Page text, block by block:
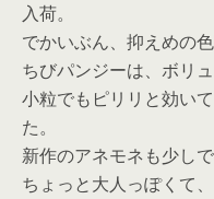
入荷。
でかいぶん、抑えめの色
ちびパンジーは、ボリ
小粒でもピリリと効い
た。
新作のアネモネも少しで
ちょっと大人っぽくて、